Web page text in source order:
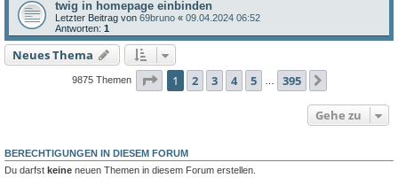
twig in homepage einbinden
Letzter Beitrag von 69bruno « 09.04.2024 06:52
Antworten: 1
Neues Thema
9875 Themen Seite 1von 395
1 2 3 4 5 395
Gehe zu
BERECHTIGUNGEN IN DIESEM FORUM
Du darfst keine neuen Themen in diesem Forum erstellen.